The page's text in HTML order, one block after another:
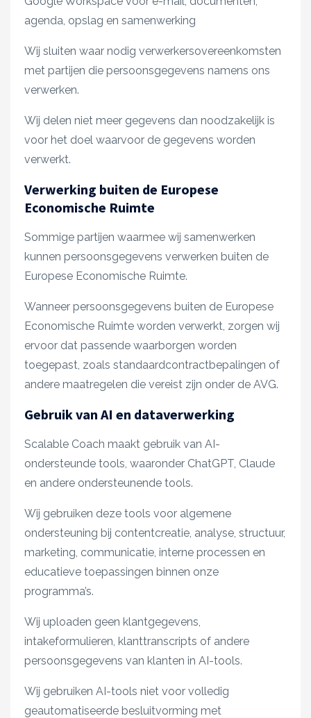
agenda, opslag en samenwerking
Wij sluiten waar nodig verwerkersovereenkomsten
met partijen die persoonsgegevens namens ons
verwerken.
Wij delen niet meer gegevens dan noodzakelijk is
voor het doel waarvoor de gegevens worden
verwerkt.
Verwerking buiten de Europese
Economische Ruimte
Sommige partijen waarmee wij samenwerken
kunnen persoonsgegevens verwerken buiten de
Europese Economische Ruimte.
Wanneer persoonsgegevens buiten de Europese
Economische Ruimte worden verwerkt, zorgen wij
ervoor dat passende waarborgen worden
toegepast, zoals standaardcontractbepalingen of
andere maatregelen die vereist zijn onder de AVG.
Gebruik van AI en dataverwerking
Scalable Coach maakt gebruik van AI-
ondersteunde tools, waaronder ChatGPT, Claude
en andere ondersteunende tools.
Wij gebruiken deze tools voor algemene
ondersteuning bij contentcreatie, analyse, structuur,
marketing, communicatie, interne processen en
educatieve toepassingen binnen onze
programma’s.
Wij uploaden geen klantgegevens,
intakeformulieren, klanttranscripts of andere
persoonsgegevens van klanten in AI-tools.
Wij gebruiken AI-tools niet voor volledig
geautomatiseerde besluitvorming met